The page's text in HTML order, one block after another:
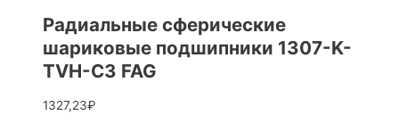
Радиальные сферические
шариковые подшипники 1307-K-
TVH-C3 FAG
1327,23₽